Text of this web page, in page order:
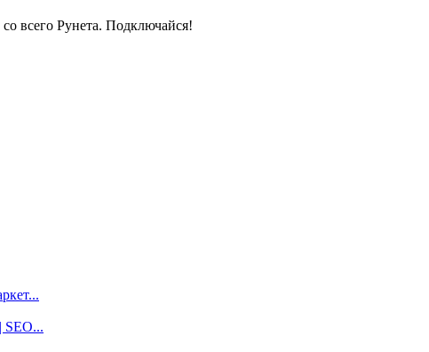
всего Рунета. Подключайся!
SEO...